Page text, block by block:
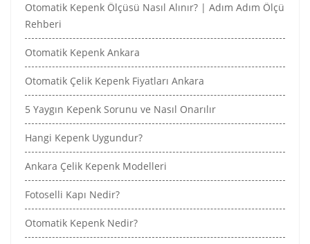
Otomatik Kepenk Ölçüsü Nasıl Alınır? | Adım Adım Ölçü
Rehberi
Otomatik Kepenk Ankara
Otomatik Çelik Kepenk Fiyatları Ankara
5 Yaygın Kepenk Sorunu ve Nasıl Onarılır
Hangi Kepenk Uygundur?
Ankara Çelik Kepenk Modelleri
Fotoselli Kapı Nedir?
Otomatik Kepenk Nedir?